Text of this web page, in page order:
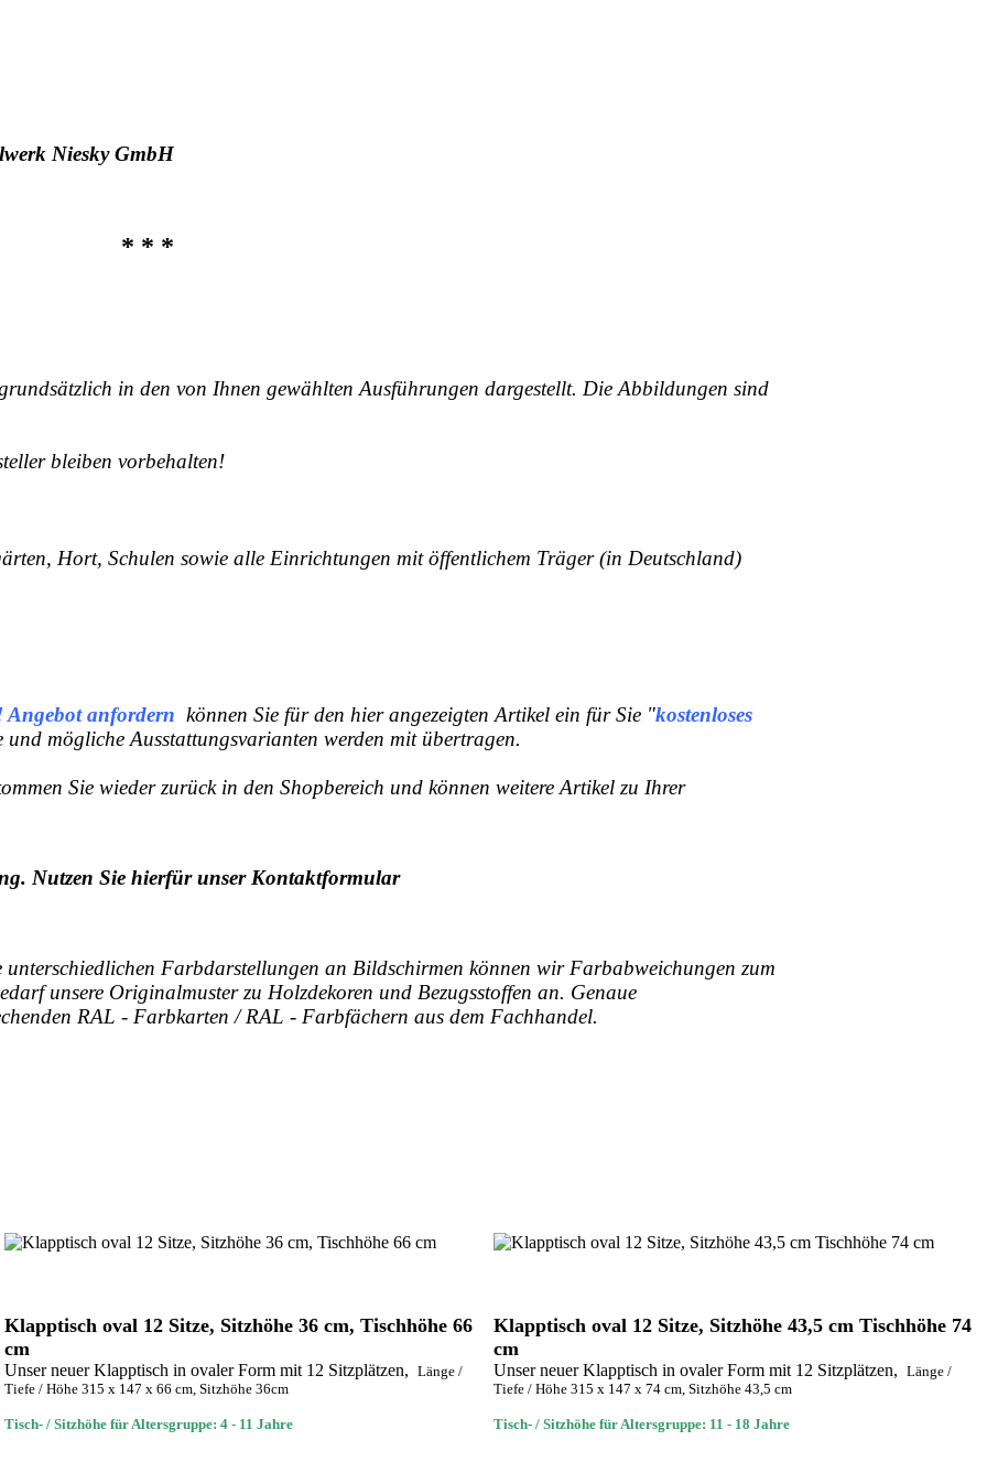
Niesky GmbH
* * *
in den von Ihnen gewählten Ausführungen dargestellt. Die Abbildungen sind
bleiben vorbehalten!
Hort, Schulen sowie alle Einrichtungen mit öffentlichem Träger (in Deutschland)
können Sie für den hier angezeigten Artikel ein für Sie "kostenloses
mögliche Ausstattungsvarianten werden mit übertragen.
Sie wieder zurück in den Shopbereich und können weitere Artikel zu Ihrer
Nutzen Sie hierfür unserKontaktformular
Farbdarstellungen an Bildschirmen können wir Farbabweichungen zum
unsere Originalmuster zu Holzdekoren und Bezugsstoffen an. Genaue
RAL - Farbkarten / RAL - Farbfächern aus dem Fachhandel.
Klapptisch oval 12 Sitze, Sitzhöhe 36 cm, Tischhöhe 66
cm
Unser neuer Klapptisch in ovaler Form mit 12 Sitzplätzen, Länge /
Tiefe / Höhe 315 x 147 x 66 cm, Sitzhöhe 36cm
Tisch- / Sitzhöhe für Altersgruppe: 4 - 11 Jahre
Klapptisch oval 12 Sitze, Sitzhöhe 43,5 cm Tischhöhe 74
cm
Unser neuer Klapptisch in ovaler Form mit 12 Sitzplätzen, Länge /
Tiefe / Höhe 315 x 147 x 74 cm, Sitzhöhe 43,5 cm
Tisch- / Sitzhöhe für Altersgruppe: 11 - 18 Jahre